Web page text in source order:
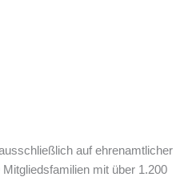
auf ehrenamtlicher
mit über 1.200